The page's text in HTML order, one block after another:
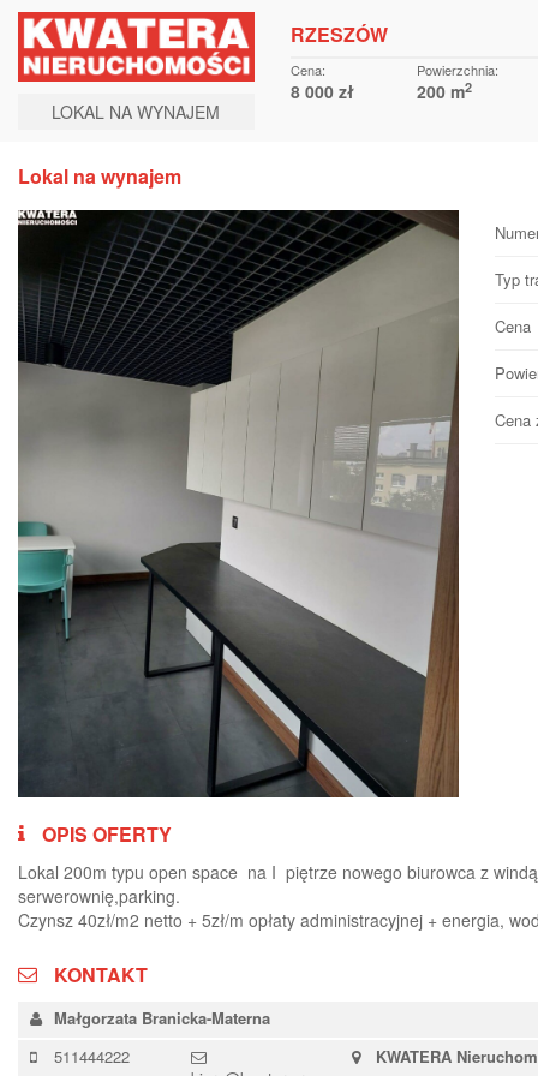
LOKAL NA WYNAJEM
RZESZÓW
Cena:
8 000 zł
Powierzchnia:
200 m2
Lokal na wynajem
Typ
Cena
Cena
OPIS OFERTY
Lokal 200m typu open space na I piętrze nowego biurowca z
serwerownię,parking.
Czynsz 40zł/m2 netto + 5zł/m opłaty administracyjnej + energia,
KONTAKT
Małgorzata Branicka-Materna
511444222
KWATERA